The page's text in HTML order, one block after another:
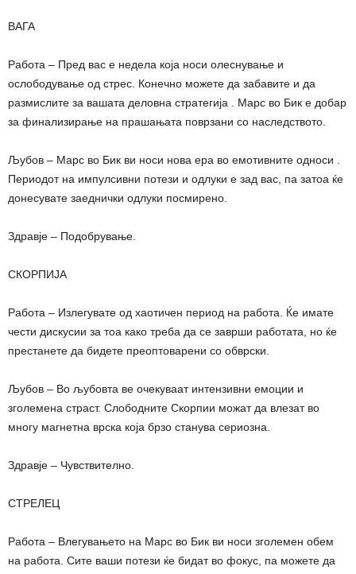
ВАГА
Работа – Пред вас е недела која носи олеснување и
ослободување од стрес. Конечно можете да забавите и да
размислите за вашата деловна стратегија . Марс во Бик е добар
за финализирање на прашањата поврзани со наследството.
Љубов – Марс во Бик ви носи нова ера во емотивните односи .
Периодот на импулсивни потези и одлуки е зад вас, па затоа ќе
донесувате заеднички одлуки посмирено.
Здравје – Подобрување.
СКОРПИЈА
Работа – Излегувате од хаотичен период на работа. Ќе имате
чести дискусии за тоа како треба да се заврши работата, но ќе
престанете да бидете преоптоварени со обврски.
Љубов – Во љубовта ве очекуваат интензивни емоции и
зголемена страст. Слободните Скорпии можат да влезат во
многу магнетна врска која брзо станува сериозна.
Здравје – Чувствително.
СТРЕЛЕЦ
Работа – Влегувањето на Марс во Бик ви носи зголемен обем
на работа. Сите ваши потези ќе бидат во фокус, па можете да